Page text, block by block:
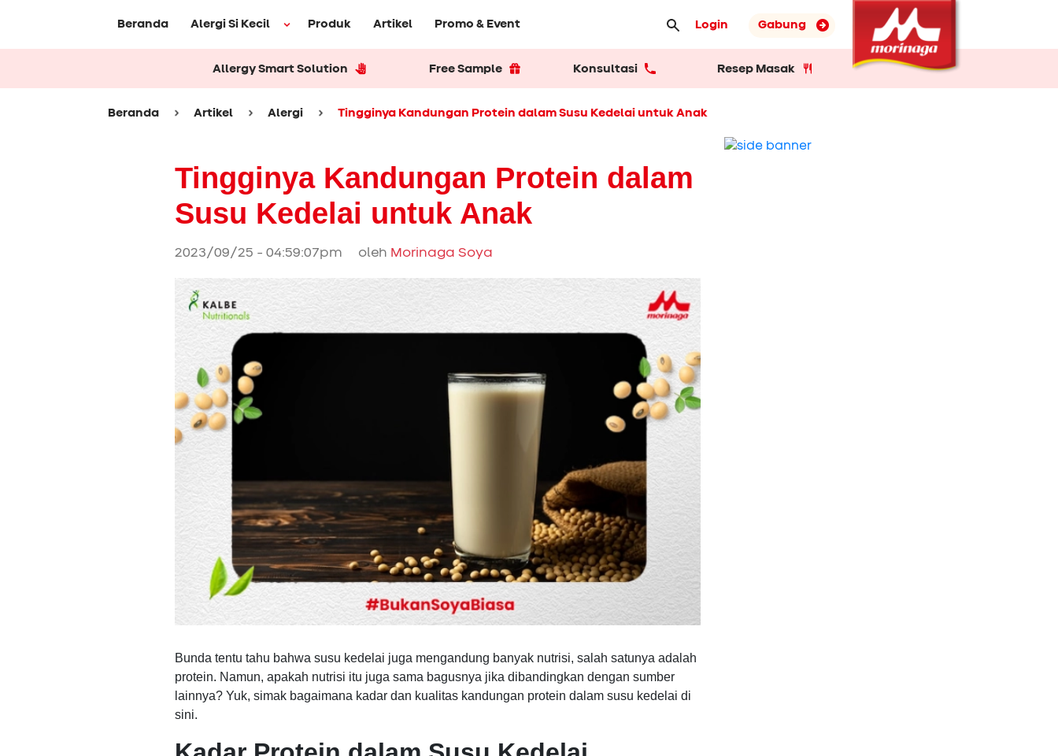
Beranda Alergi Si Kecil Produk Artikel Promo & Event Login Gabung
Allergy Smart Solution Free Sample Konsultasi Resep Masak
Beranda Artikel Alergi Tingginya Kandungan Protein dalam Susu Kedelai untuk Anak
Tingginya Kandungan Protein dalam
Susu Kedelai untuk Anak
2023/09/25 - 04:59:07pm oleh Morinaga Soya
Bunda tentu tahu bahwa susu kedelai juga mengandung banyak nutrisi, salah satunya adalah
protein. Namun, apakah nutrisi itu juga sama bagusnya jika dibandingkan dengan sumber
lainnya? Yuk, simak bagaimana kadar dan kualitas kandungan protein dalam susu kedelai di
sini.